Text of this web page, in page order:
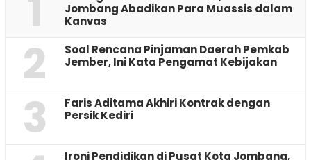
Jombang Abadikan Para Muassis dalam
Kanvas
2
‎Soal Rencana Pinjaman Daerah Pemkab
Jember, Ini Kata Pengamat Kebijakan ‎
3
Faris Aditama Akhiri Kontrak dengan
Persik Kediri
Ironi Pendidikan di Pusat Kota Jombang,